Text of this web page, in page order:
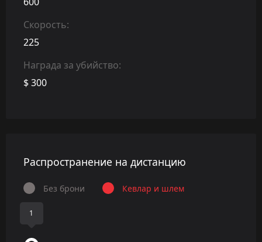
Скорость:
225
Награда за убийство:
$ 300
Распространение на дистанцию
Без брони Кевлар и шлем
1